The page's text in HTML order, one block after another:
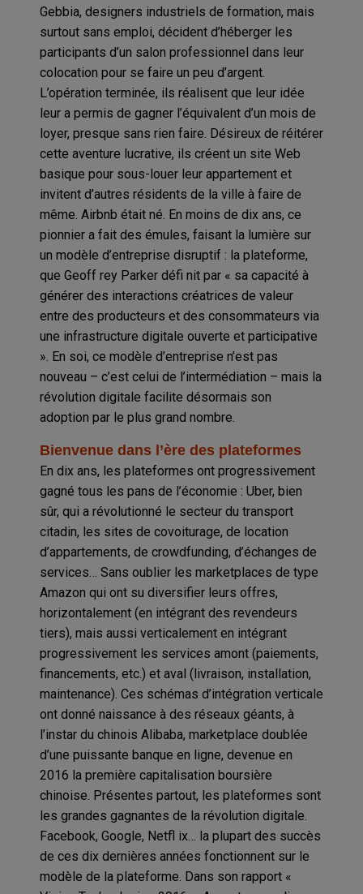
Gebbia, designers industriels de formation, mais
surtout sans emploi, décident d’héberger les
participants d’un salon professionnel dans leur
colocation pour se faire un peu d’argent.
L’opération terminée, ils réalisent que leur idée
leur a permis de gagner l’équivalent d’un mois de
loyer, presque sans rien faire. Désireux de réitérer
cette aventure lucrative, ils créent un site Web
basique pour sous-louer leur appartement et
invitent d’autres résidents de la ville à faire de
même. Airbnb était né. En moins de dix ans, ce
pionnier a fait des émules, faisant la lumière sur
un modèle d’entreprise disruptif : la plateforme,
que Geoff rey Parker défi nit par « sa capacité à
générer des interactions créatrices de valeur
entre des producteurs et des consommateurs via
une infrastructure digitale ouverte et participative
». En soi, ce modèle d’entreprise n’est pas
nouveau – c’est celui de l’intermédiation – mais la
révolution digitale facilite désormais son
adoption par le plus grand nombre.
Bienvenue dans l’ère des plateformes
En dix ans, les plateformes ont progressivement
gagné tous les pans de l’économie : Uber, bien
sûr, qui a révolutionné le secteur du transport
citadin, les sites de covoiturage, de location
d’appartements, de crowdfunding, d’échanges de
services… Sans oublier les marketplaces de type
Amazon qui ont su diversifier leurs offres,
horizontalement (en intégrant des revendeurs
tiers), mais aussi verticalement en intégrant
progressivement les services amont (paiements,
financements, etc.) et aval (livraison, installation,
maintenance). Ces schémas d’intégration verticale
ont donné naissance à des réseaux géants, à
l’instar du chinois Alibaba, marketplace doublée
d’une puissante banque en ligne, devenue en
2016 la première capitalisation boursière
chinoise. Présentes partout, les plateformes sont
les grandes gagnantes de la révolution digitale.
Facebook, Google, Netfl ix… la plupart des succès
de ces dix dernières années fonctionnent sur le
modèle de la plateforme. Dans son rapport «